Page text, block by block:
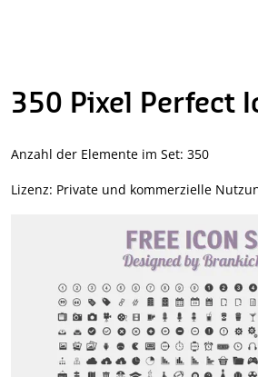
350 Pixel Perfect
Anzahl der Elemente im Set: 350
Lizenz: Private und kommerzielle